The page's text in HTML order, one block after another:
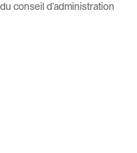
conseil d’administration